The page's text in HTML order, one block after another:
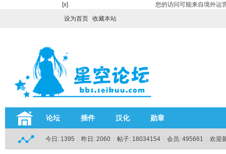
[x]
您的访问可能来自境外运
设为首页
收藏本站
论坛 插件 汉化 勋章
今日: 1395 昨日: 2060 帖子: 18034154 会员: 495661 欢迎